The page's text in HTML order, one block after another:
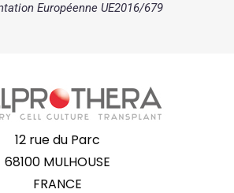
Européenne UE2016/679
12 rue du Parc
68100 MULHOUSE
FRANCE